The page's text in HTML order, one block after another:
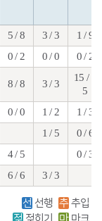
5 / 8 3 / 3 1 / 9
0 / 2 0 / 0 0 / 2
8 / 8 3 / 3
15 / 1
5
0 / 0 1 / 2 1 / 3
1 / 5 0 / 6
4 / 5 0 / 3
6 / 6 3 / 3
선 선행 추 추입
젖 젖히기 마 마크